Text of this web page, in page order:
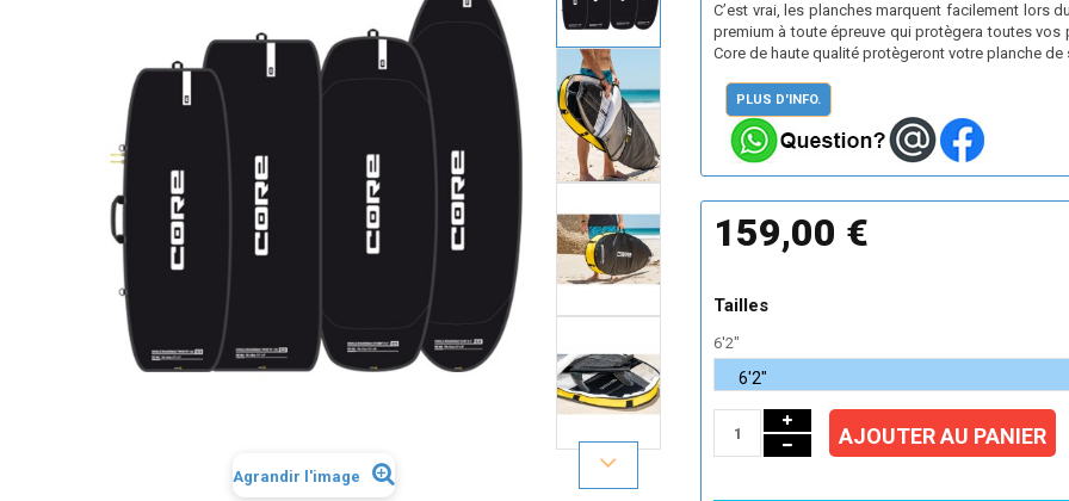
Agrandir l'image
C’est vrai, les planches marquent facilement lors
premium à toute épreuve qui protègera toutes
Core de haute qualité protègeront votre planche de
PLUS D'INFO.
159,00 €
Tailles
6'2"
AJOUTER AU PANIER